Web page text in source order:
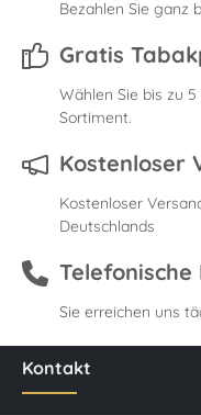
Bezahlen Sie ganz
Gratis
Wählen Sie bis zu
Sortiment.
Kostenloser
Kostenloser
Deutschlands
Sie erreichen uns
Kontakt